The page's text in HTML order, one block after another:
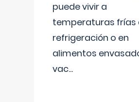
puede vivir a
temperaturas frías
refrigeración o en
alimentos
vac...